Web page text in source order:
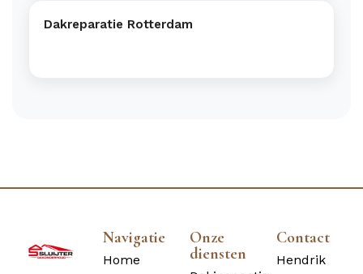
Dakreparatie Rotterdam
Navigatie
Home
Onze
diensten
Contact
Hendrik